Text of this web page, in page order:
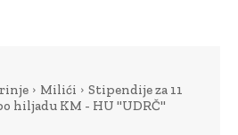
Milići
Stipendije za 11
hiljadu KM - HU "UDRČ"